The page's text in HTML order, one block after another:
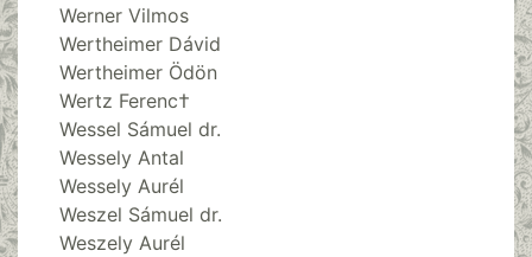
Werner Vilmos
Wertheimer Dávid
Wertheimer Ödön
Wertz Ferenc†
Wessel Sámuel dr.
Wessely Antal
Wessely Aurél
Weszel Sámuel dr.
Weszely Aurél